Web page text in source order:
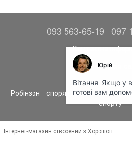
093 563-65-19 097
Контактна
Повна версія
©
Робінзон - спорядження, одяг та
спорту
Інтернет-магазин створений з Хорошоп